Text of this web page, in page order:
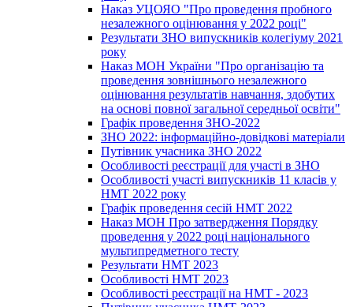
Наказ УЦОЯО "Про проведення пробного
незалежного оцінювання у 2022 році"
Результати ЗНО випускників колегіуму 2021
року
Наказ МОН України "Про організацію та
проведення зовнішнього незалежного
оцінювання результатів навчання, здобутих
на основі повної загальної середньої освіти"
Графік проведення ЗНО-2022
ЗНО 2022: інформаційно-довідкові матеріали
Путівник учасника ЗНО 2022
Особливості реєстрації для участі в ЗНО
Особливості участі випускників 11 класів у
НМТ 2022 року
Графік проведення сесій НМТ 2022
Наказ МОН Про затвердження Порядку
проведення у 2022 році національного
мультипредметного тесту
Результати НМТ 2023
Особливості НМТ 2023
Особливості реєстрації на НМТ - 2023